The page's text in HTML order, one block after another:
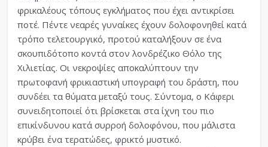
φρικαλέους τόπους εγκλήματος που έχει αντικρίσει
ποτέ. Πέντε νεαρές γυναίκες έχουν δολοφονηθεί κατά
τρόπο τελετουργικό, προτού καταλήξουν σε ένα
σκουπιδότοπο κοντά στον λονδρέζικο Θόλο της
Χιλιετίας. Οι νεκροψίες αποκαλύπτουν την
πρωτοφανή φρικιαστική υπογραφή του δράστη, που
συνδέει τα θύματα μεταξύ τους. Σύντομα, ο Κάφερι
συνειδητοποιεί ότι βρίσκεται στα ίχνη του πιο
επικίνδυνου κατά συρροή δολοφόνου, που μάλιστα
κρύβει ένα τερατώδες, φρικτό μυστικό.